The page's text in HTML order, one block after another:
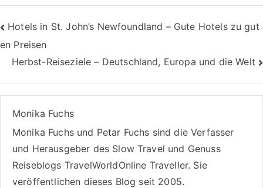
Beitragsnavigation
Hotels in St. John’s Newfoundland – Gute Hotels zu gut
en Preisen
Herbst-Reiseziele – Deutschland, Europa und die Welt
Monika Fuchs
Monika Fuchs und Petar Fuchs sind die Verfasser
und Herausgeber des Slow Travel und Genuss
Reiseblogs TravelWorldOnline Traveller. Sie
veröffentlichen dieses Blog seit 2005.